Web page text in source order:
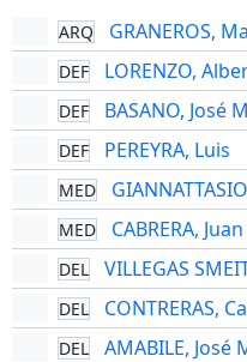
ARQ GRANEROS,
DEF LORENZO,
DEF BASANO, José
DEF PEREYRA, Luis
MED
MED CABRERA,
DEL VILLEGAS
DEL CONTRERAS,
DEL AMABILE, José